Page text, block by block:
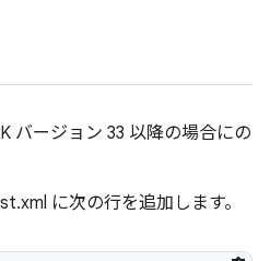
バージョン 33 以降の場合にの
に次の行を追加します。